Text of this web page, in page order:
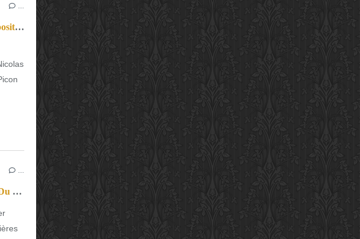
Radicants. Des commissaires d’exposition force de proposition.
6e édition des Singulier-es au 104. Du 18 janvier au 26 février, une polysémie créatrice et transdisciplinaire.